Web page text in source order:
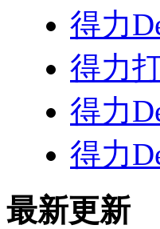
得力
得力
得力
得力
最新更新